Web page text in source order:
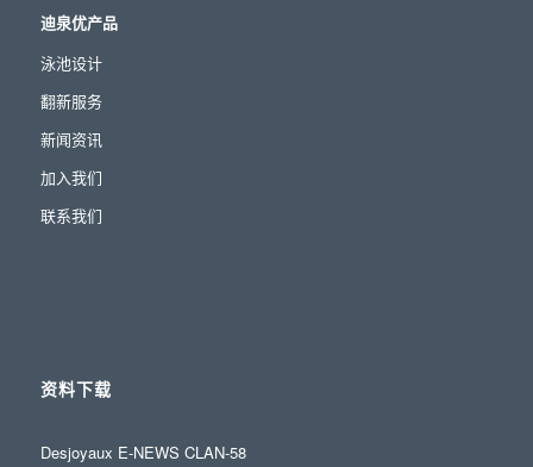
迪泉优产品
泳池设计
翻新服务
新闻资讯
加入我们
联系我们
资料下载
Desjoyaux E-NEWS CLAN-58